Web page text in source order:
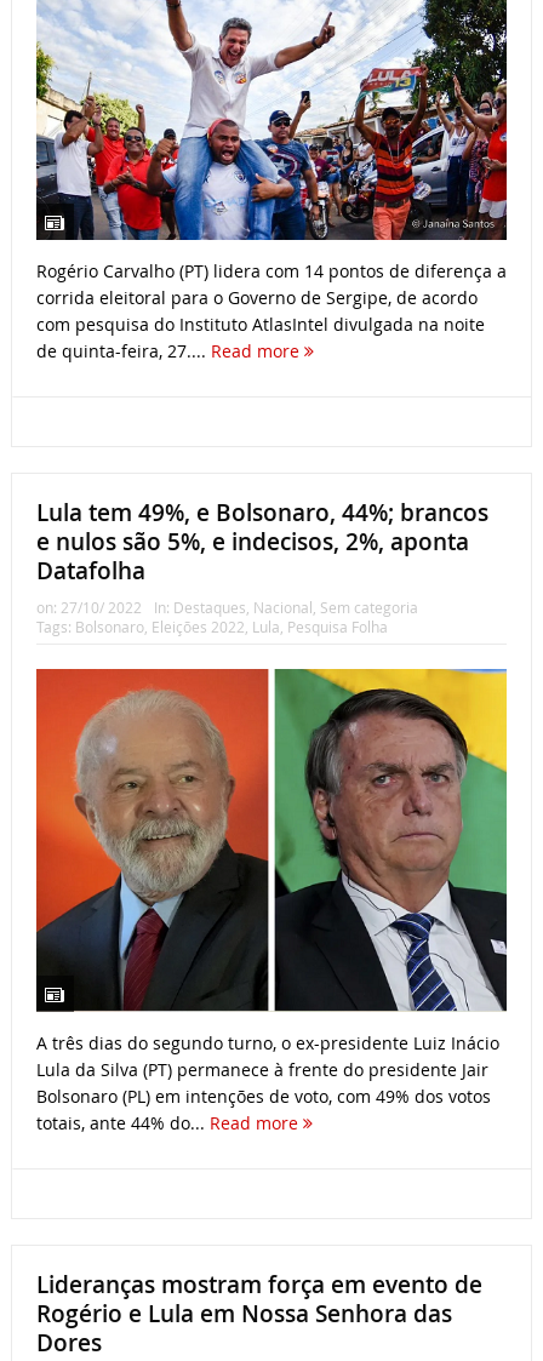
Rogério Carvalho (PT) lidera com 14 pontos de diferença a
corrida eleitoral para o Governo de Sergipe, de acordo
com pesquisa do Instituto AtlasIntel divulgada na noite
de quinta-feira, 27.... Read more
Lula tem 49%, e Bolsonaro, 44%; brancos
e nulos são 5%, e indecisos, 2%, aponta
Datafolha
on: 27/10/ 2022 In: Destaques, Nacional, Sem categoria
Tags: Bolsonaro, Eleições 2022, Lula, Pesquisa Folha
A três dias do segundo turno, o ex-presidente Luiz Inácio
Lula da Silva (PT) permanece à frente do presidente Jair
Bolsonaro (PL) em intenções de voto, com 49% dos votos
totais, ante 44% do... Read more
Lideranças mostram força em evento de
Rogério e Lula em Nossa Senhora das
Dores